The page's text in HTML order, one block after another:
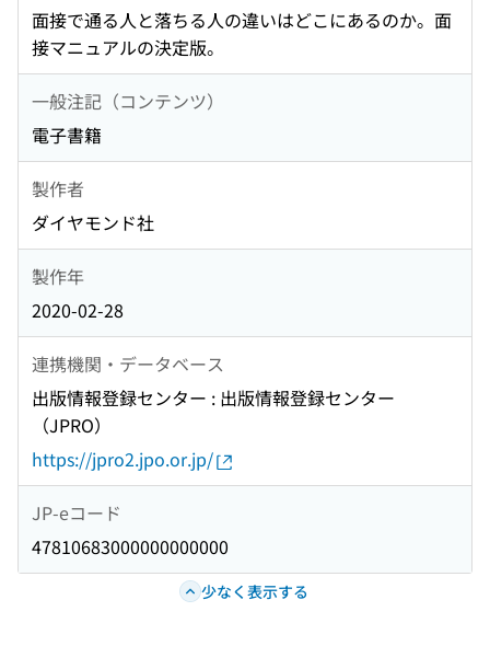
面接で通る人と落ちる人の違いはどこにあるのか。面
接マニュアルの決定版。
一般注記（コンテンツ）
電子書籍
製作者
ダイヤモンド社
製作年
2020-02-28
連携機関・データベース
出版情報登録センター : 出版情報登録センター
（JPRO）
https://jpro2.jpo.or.jp/
JP-eコード
47810683000000000000
少なく表示する